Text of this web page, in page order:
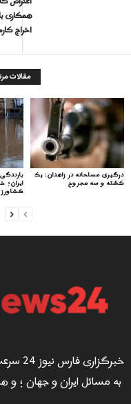
همکاری
اخراج
مقالات
درگیری مسلحانه در زاهدان: یک
کشته و سه مجروح
به مسائل ایران و جهان ؛ و